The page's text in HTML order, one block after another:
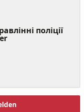
поліції